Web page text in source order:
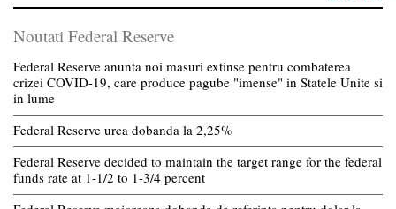
Noutati Federal Reserve
Federal Reserve anunta noi masuri extinse pentru combaterea
crizei COVID-19, care produce pagube "imense" in Statele Unite si
in lume
Federal Reserve urca dobanda la 2,25%
Federal Reserve decided to maintain the target range for the federal
funds rate at 1-1/2 to 1-3/4 percent